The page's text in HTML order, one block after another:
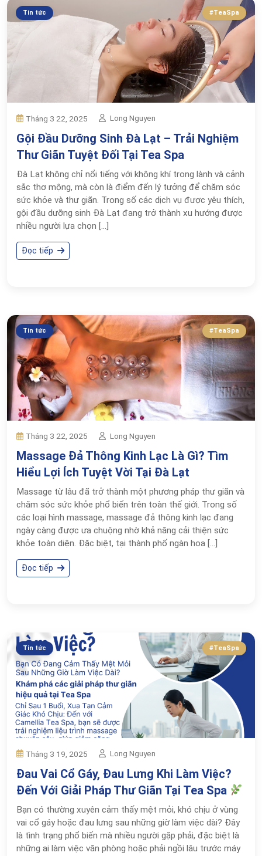
Tin tức #TeaSpa
Tháng 3 22, 2025 Long Nguyen
Gội Đầu Dưỡng Sinh Đà Lạt – Trải Nghiệm
Thư Giãn Tuyệt Đối Tại Tea Spa
Đà Lạt không chỉ nổi tiếng với không khí trong lành và cảnh
sắc thơ mộng, mà còn là điểm đến lý tưởng để chăm sóc
sức khỏe và thư giãn. Trong số các dịch vụ được yêu thích,
gội đầu dưỡng sinh Đà Lạt đang trở thành xu hướng được
nhiều người lựa chọn […]
Đọc tiếp
Tin tức #TeaSpa
Tháng 3 22, 2025 Long Nguyen
Massage Đả Thông Kinh Lạc Là Gì? Tìm
Hiểu Lợi Ích Tuyệt Vời Tại Đà Lạt
Massage từ lâu đã trở thành một phương pháp thư giãn và
chăm sóc sức khỏe phổ biến trên toàn thế giới. Trong số
các loại hình massage, massage đả thông kinh lạc đang
ngày càng được ưa chuộng nhờ khả năng cải thiện sức
khỏe toàn diện. Đặc biệt, tại thành phố ngàn hoa […]
Đọc tiếp
Tin tức #TeaSpa
Tháng 3 19, 2025 Long Nguyen
Đau Vai Cổ Gáy, Đau Lưng Khi Làm Việc?
Đến Với Giải Pháp Thư Giãn Tại Tea Spa
Bạn có thường xuyên cảm thấy mệt mỏi, khó chịu ở vùng
vai cổ gáy hoặc đau lưng sau những giờ làm việc dài? Đây
là tình trạng phổ biến mà nhiều người gặp phải, đặc biệt là
những ai làm việc văn phòng hoặc phải ngồi lâu trước máy